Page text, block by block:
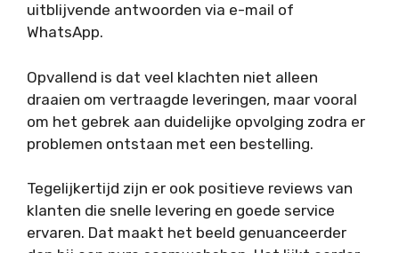
uitblijvende antwoorden via e-mail of
WhatsApp.
Opvallend is dat veel klachten niet alleen
draaien om vertraagde leveringen, maar vooral
om het gebrek aan duidelijke opvolging zodra er
problemen ontstaan met een bestelling.
Tegelijkertijd zijn er ook positieve reviews van
klanten die snelle levering en goede service
ervaren. Dat maakt het beeld genuanceerder